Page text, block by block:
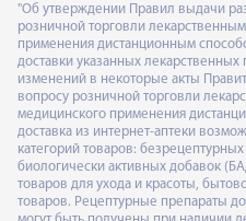
"Об утверждении Правил выдачи
розничной торговли
применения дистанционным
доставки указанных
изменений в некоторые акты
вопросу розничной торговли
медицинского применения
доставка из интернет-аптеки
категорий товаров:
биологически активных добавок
товаров для ухода и красоты,
товаров. Рецептурные препараты